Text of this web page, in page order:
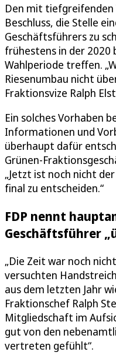
Den mit tiefgreifenden
Beschluss, die Stelle
Geschäftsführers zu
frühestens in der 2020
Wahlperiode treffen.
Riesenumbau nicht
Fraktionsvize Ralph
Ein solches Vorhaben
Informationen und
überhaupt dafür
Grünen-
„Jetzt ist noch nicht
final zu entscheiden.“
FDP nennt
Geschäftsführer
„Die Zeit war noch
versuchten
aus dem letzten Jahr
Fraktionschef Ralph
Mitgliedschaft im
gut von den
vertreten gefühlt“.